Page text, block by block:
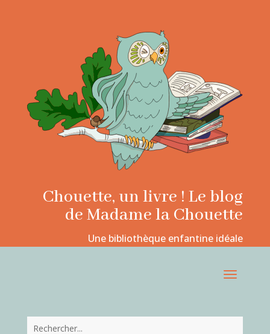
Chouette, un livre ! Le blog
de Madame la Chouette
Une bibliothèque enfantine idéale